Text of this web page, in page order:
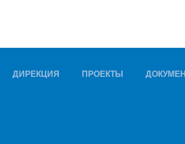
ДИРЕКЦИЯ ПРОЕКТЫ